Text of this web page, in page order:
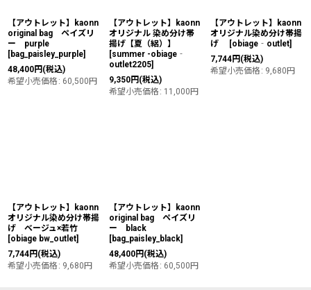
【アウトレット】kaonn
original bag ペイズリ
ー purple
[bag_paisley_purple]
48,400円 (税込)
希望小売価格 : 60,500円
【アウトレット】kaonn
オリジナル 染め分け帯
揚げ【夏（絽）】
[summer -obiage‐
outlet2205]
9,350円 (税込)
希望小売価格 : 11,000円
【アウトレット】kaonn
オリジナル染め分け帯揚
げ
[obiage‐outlet]
7,744円 (税込)
希望小売価格 : 9,680円
【アウトレット】kaonn
オリジナル染め分け帯揚
げ ベージュ×若竹
[obiage bw_outlet]
7,744円 (税込)
希望小売価格 : 9,680円
【アウトレット】kaonn
original bag ペイズリ
ー black
[bag_paisley_black]
48,400円 (税込)
希望小売価格 : 60,500円